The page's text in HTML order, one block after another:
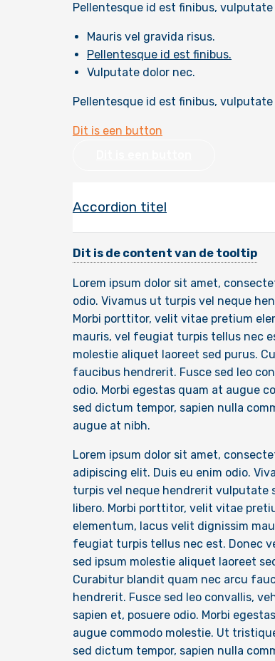
Pellentesque id est finibus,
Mauris vel gravida risus.
Pellentesque id est finibus.
Vulputate dolor nec.
Pellentesque id est finibus,
Dit is een button
Accordion titel
Dit is de content van de tooltip
Lorem ipsum dolor sit amet,
odio. Vivamus ut turpis vel neque
Morbi porttitor, velit vitae pretium
mauris, vel feugiat turpis tellus nec
molestie aliquet laoreet sed purus.
faucibus hendrerit. Fusce sed leo
odio. Morbi egestas quam at augue
sed dictum tempor, sapien nulla
augue at nibh.
Lorem ipsum dolor sit amet,
adipiscing elit. Duis eu enim odio.
turpis vel neque hendrerit vulputate
libero. Morbi porttitor, velit vitae
elementum, lacus velit dignissim
feugiat turpis tellus nec est. Donec
sed ipsum molestie aliquet laoreet
Curabitur blandit quam nec arcu
hendrerit. Fusce sed leo convallis,
sapien et, posuere odio. Morbi
augue commodo molestie. Ut
sed dictum tempor, sapien nulla